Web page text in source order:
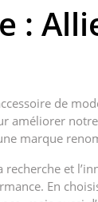
:
de
marque
et
En